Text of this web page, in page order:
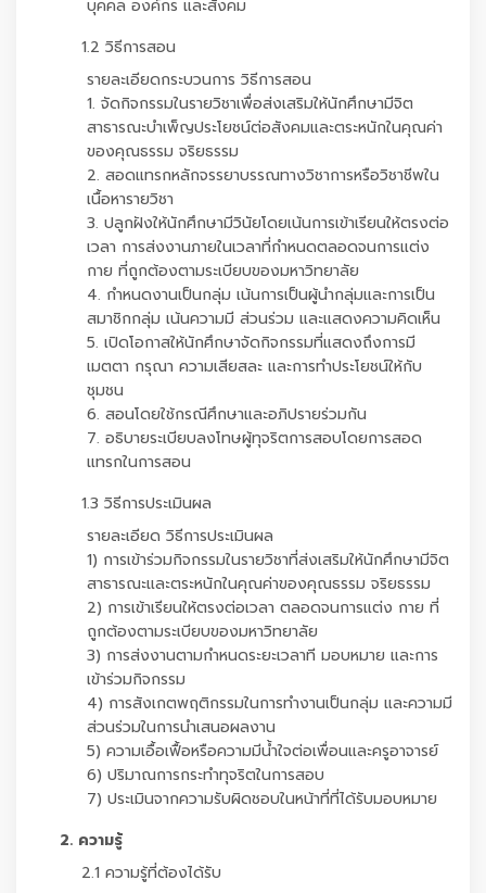
บุคคล องค์กร และสังคม
1.2 วิธีการสอน
รายละเอียดกระบวนการ วิธีการสอน
1. จัดกิจกรรมในรายวิชาเพื่อส่งเสริมให้นักศึกษามีจิต
สาธารณะบำเพ็ญประโยชน์ต่อสังคมและตระหนักในคุณค่า
ของคุณธรรม จริยธรรม
2. สอดแทรกหลักจรรยาบรรณทางวิชาการหรือวิชาชีพใน
เนื้อหารายวิชา
3. ปลูกฝังให้นักศึกษามีวินัยโดยเน้นการเข้าเรียนให้ตรงต่อ
เวลา การส่งงานภายในเวลาที่กำหนดตลอดจนการแต่ง
กาย ที่ถูกต้องตามระเบียบของมหาวิทยาลัย
4. กำหนดงานเป็นกลุ่ม เน้นการเป็นผู้นำกลุ่มและการเป็น
สมาชิกกลุ่ม เน้นความมี ส่วนร่วม และแสดงความคิดเห็น
5. เปิดโอกาสให้นักศึกษาจัดกิจกรรมที่แสดงถึงการมี
เมตตา กรุณา ความเสียสละ และการทำประโยชน์ให้กับ
ชุมชน
6. สอนโดยใช้กรณีศึกษาและอภิปรายร่วมกัน
7. อธิบายระเบียบลงโทษผู้ทุจริตการสอบโดยการสอด
แทรกในการสอน
1.3 วิธีการประเมินผล
รายละเอียด วิธีการประเมินผล
1) การเข้าร่วมกิจกรรมในรายวิชาที่ส่งเสริมให้นักศึกษามีจิต
สาธารณะและตระหนักในคุณค่าของคุณธรรม จริยธรรม
2) การเข้าเรียนให้ตรงต่อเวลา ตลอดจนการแต่ง กาย ที่
ถูกต้องตามระเบียบของมหาวิทยาลัย
3) การส่งงานตามกำหนดระยะเวลาที มอบหมาย และการ
เข้าร่วมกิจกรรม
4) การสังเกตพฤติกรรมในการทำงานเป็นกลุ่ม และความมี
ส่วนร่วมในการนำเสนอผลงาน
5) ความเอื้อเฟื้อหรือความมีน้ำใจต่อเพื่อนและครูอาจารย์
6) ปริมาณการกระทำทุจริตในการสอบ
7) ประเมินจากความรับผิดชอบในหน้าที่ที่ได้รับมอบหมาย
2. ความรู้
2.1 ความรู้ที่ต้องได้รับ